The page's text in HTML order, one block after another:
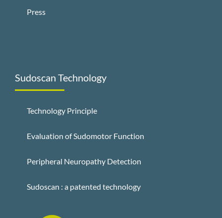
Press
Sudoscan Technology
Technology Principle
Evaluation of Sudomotor Function
Peripheral Neuropathy Detection
Sudoscan : a patented technology